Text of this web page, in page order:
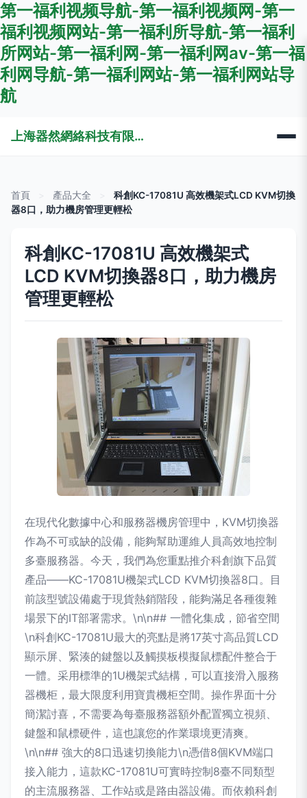
第一福利视频导航-第一福利视频网-第一
福利视频网站-第一福利所导航-第一福利
所网站-第一福利网-第一福利网av-第一福
利网导航-第一福利网站-第一福利网站导
航
上海器然網絡科技有限公司
首頁 產品大全
科創KC-17081U 高效機架式LCD KVM切換
器8口，助力機房管理更輕松
科創KC-17081U 高效機架式
LCD KVM切換器8口，助力機房
管理更輕松
在現代化數據中心和服務器機房管理中，KVM切換器
作為不可或缺的設備，能夠幫助運維人員高效地控制
多臺服務器。今天，我們為您重點推介科創旗下品質
產品——KC-17081U機架式LCD KVM切換器8口。目
前該型號設備處于現貨熱銷階段，能夠滿足各種復雜
場景下的IT部署需求。\n\n## 一體化集成，節省空間
\n科創KC-17081U最大的亮點是將17英寸高品質LCD
顯示屏、緊湊的鍵盤以及觸摸板模擬鼠標配件整合于
一體。采用標準的1U機架式結構，可以直接滑入服務
器機柜，最大限度利用寶貴機柜空間。操作界面十分
簡潔討喜，不需要為每臺服務器額外配置獨立視頻、
鍵盤和鼠標硬件，這也讓您的作業環境更清爽。
\n\n## 強大的8口迅速切換能力\n憑借8個KVM端口
接入能力，這款KC-17081U可實時控制8臺不同類型
的主流服務器、工作站或是路由器設備。而依賴科創